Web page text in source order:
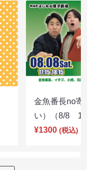
金魚番長no寄
い）（8/8
¥1300 (税込)